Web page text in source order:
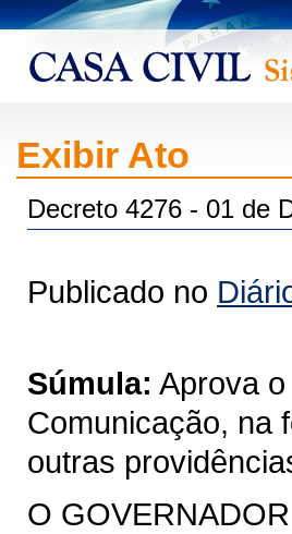
Exibir Ato
Decreto 4276 - 01 de
Publicado no
Súmula: Aprova
Comunicação, na
outras
O